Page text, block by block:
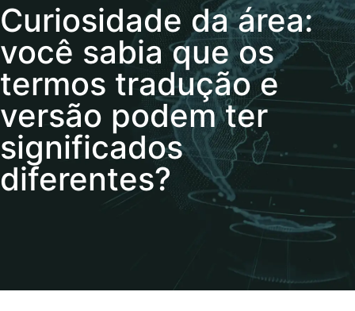
Curiosidade da área:
você sabia que os
termos tradução e
versão podem ter
significados
diferentes?